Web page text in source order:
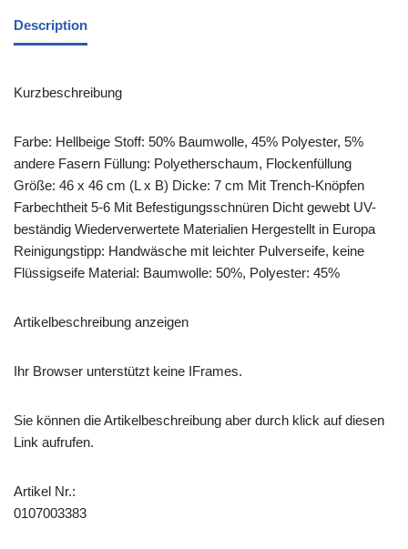
Description
Kurzbeschreibung
Farbe: Hellbeige Stoff: 50% Baumwolle, 45% Polyester, 5%
andere Fasern Füllung: Polyetherschaum, Flockenfüllung
Größe: 46 x 46 cm (L x B) Dicke: 7 cm Mit Trench-Knöpfen
Farbechtheit 5-6 Mit Befestigungsschnüren Dicht gewebt UV-
beständig Wiederverwertete Materialien Hergestellt in Europa
Reinigungstipp: Handwäsche mit leichter Pulverseife, keine
Flüssigseife Material: Baumwolle: 50%, Polyester: 45%
Artikelbeschreibung anzeigen
Ihr Browser unterstützt keine IFrames.
Sie können die Artikelbeschreibung aber durch klick auf diesen
Link aufrufen.
Artikel Nr.:
0107003383